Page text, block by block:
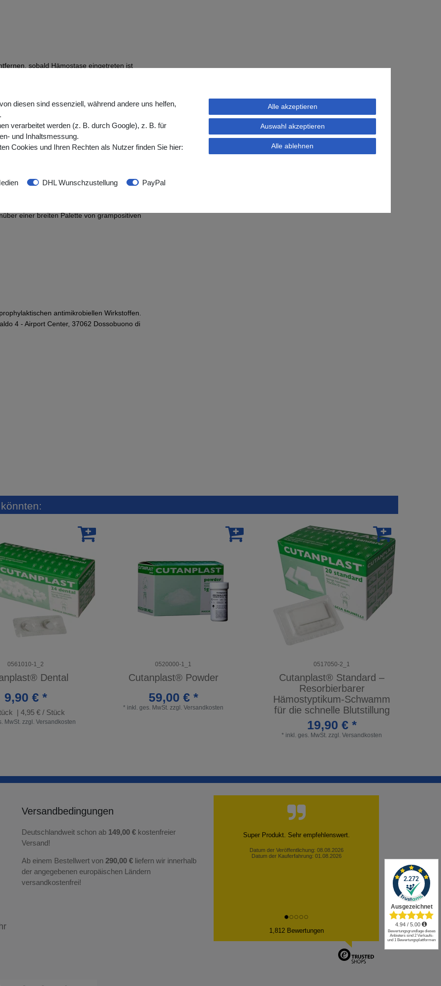
sobald Hämostase eingetreten ist
anastomotischen Bereich
Bereichen einzuschränken
Krankenhäusern und bei Zahnärzten
einer breiten Palette von grampositiven
antimikrobiellen Wirkstoffen.
4 - Airport Center, 37062 Dossobuono di
0561010-1_2
Dental
9,90 € *
| 4,95 € / Stück
MwSt. zzgl.Versandkosten
0520000-1_1
Cutanplast® Powder
59,00 € *
* inkl. ges. MwSt. zzgl.Versandkosten
0517050-2_1
Cutanplast® Standard –
Resorbierbarer
Hämostyptikum-Schwamm
für die schnelle Blutstillung
19,90 € *
* inkl. ges. MwSt. zzgl. Versandkosten
Versandbedingungen
Deutschlandweit schon ab 149,00 € kostenfreier
Versand!
Ab einem Bestellwert von 290,00 € liefern wir innerhalb
der angegebenen europäischen Ländern
versandkostenfrei!
Super Produkt. Sehr empfehlenswert.
Datum der Veröffentlichung: 08.08.2026
Datum der Kauferfahrung: 01.08.2026
1,812 Bewertungen
diesen sind essenziell, während andere uns helfen,
verarbeitet werden (z. B. durch Google), z. B. für
und Inhaltsmessung.
Cookies und Ihren Rechten als Nutzer finden Sie hier:
DHL Wunschzustellung
PayPal
Alle akzeptieren
Auswahl akzeptieren
Alle ablehnen